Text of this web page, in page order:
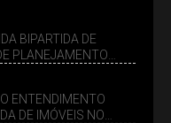
BIPARTIDA DE
PLANEJAMENTO
ENTENDIMENTO
DE IMÓVEIS NO